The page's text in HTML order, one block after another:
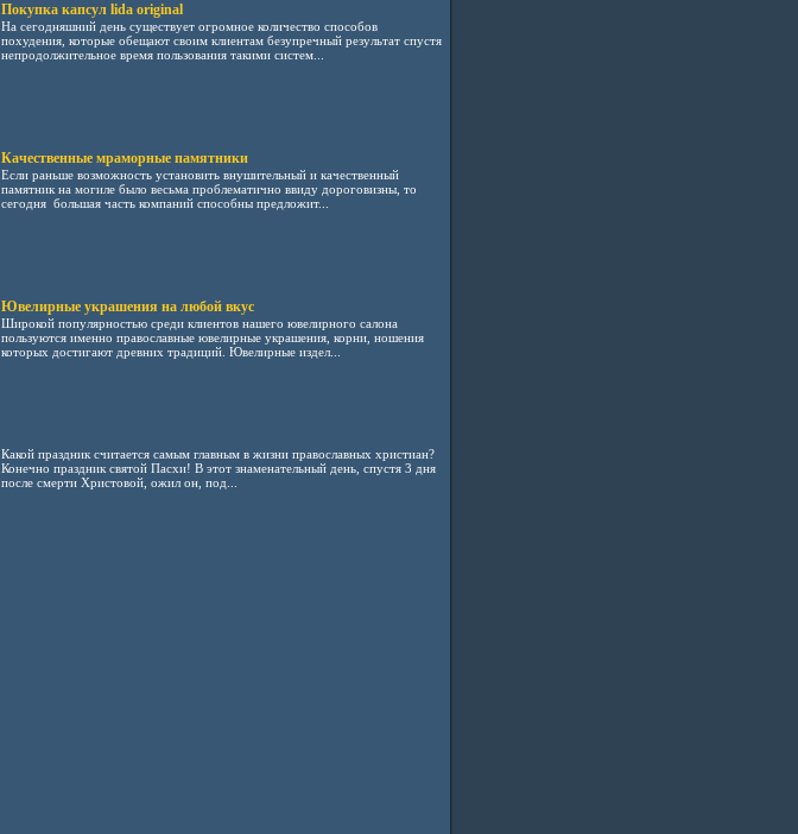
Покупка капсул lida original
На сегодняшний день существует огромное количество способов
похудения, которые обещают своим клиентам безупречный результат спустя
непродолжительное время пользования такими систем...
Качественные мраморные памятники
Если раньше возможность установить внушительный и качественный
памятник на могиле было весьма проблематично ввиду дороговизны, то
сегодня большая часть компаний способны предложит...
Ювелирные украшения на любой вкус
Широкой популярностью среди клиентов нашего ювелирного салона
пользуются именно православные ювелирные украшения, корни, ношения
которых достигают древних традиций. Ювелирные издел...
Какой праздник считается самым главным в жизни православных христиан?
Конечно праздник святой Пасхи! В этот знаменательный день, спустя 3 дня
после смерти Христовой, ожил он, под...